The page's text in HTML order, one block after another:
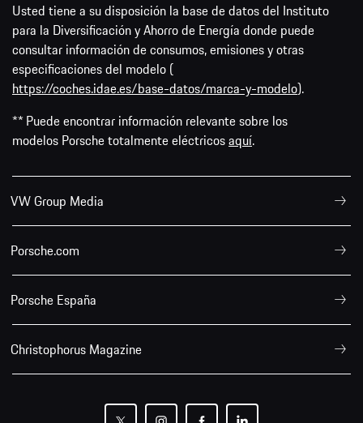
Usted tiene a su disposición la base de datos del Instituto
para la Diversificación y Ahorro de Energía donde puede
consultar información de consumos, emisiones y otras
especificaciones del modelo (
https://coches.idae.es/base-datos/marca-y-modelo).
** Puede encontrar información relevante sobre los
modelos Porsche totalmente eléctricosaquí.
VW Group Media
Porsche.com
Porsche España
Christophorus Magazine